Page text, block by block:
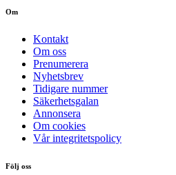
Om
Kontakt
Om oss
Prenumerera
Nyhetsbrev
Tidigare nummer
Säkerhetsgalan
Annonsera
Om cookies
Vår integritetspolicy
Följ oss